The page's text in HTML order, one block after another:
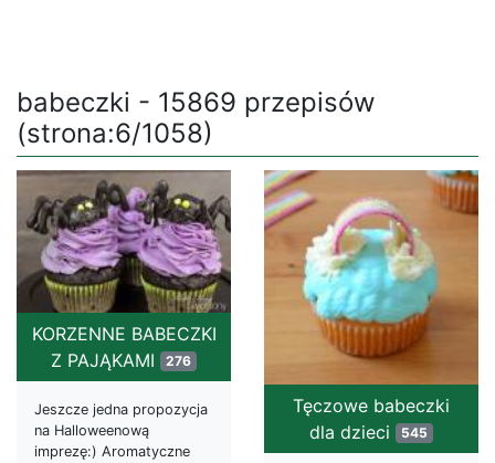
babeczki - 15869 przepisów
(strona:6/1058)
KORZENNE BABECZKI
Z PAJĄKAMI 276
Jeszcze jedna propozycja
na Halloweenową
imprezę:) Aromatyczne
Tęczowe babeczki
dla dzieci 545